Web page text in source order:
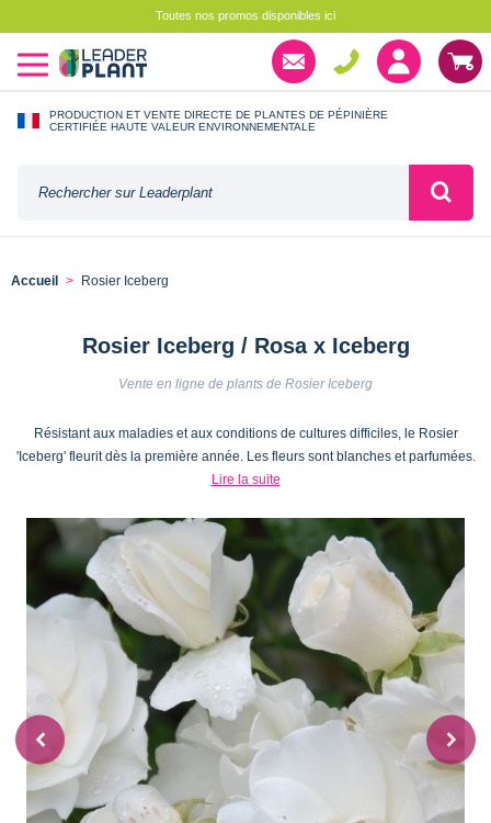
Toutes nos promos disponibles ici
PRODUCTION ET VENTE DIRECTE DE PLANTES DE PÉPINIÈRE
CERTIFIÉE HAUTE VALEUR ENVIRONNEMENTALE
Accueil Rosier Iceberg
Rosier Iceberg / Rosa x Iceberg
Vente en ligne de plants de Rosier Iceberg
Résistant aux maladies et aux conditions de cultures difficiles, le Rosier
'Iceberg' fleurit dès la première année. Les fleurs sont blanches et parfumées.
Lire la suite